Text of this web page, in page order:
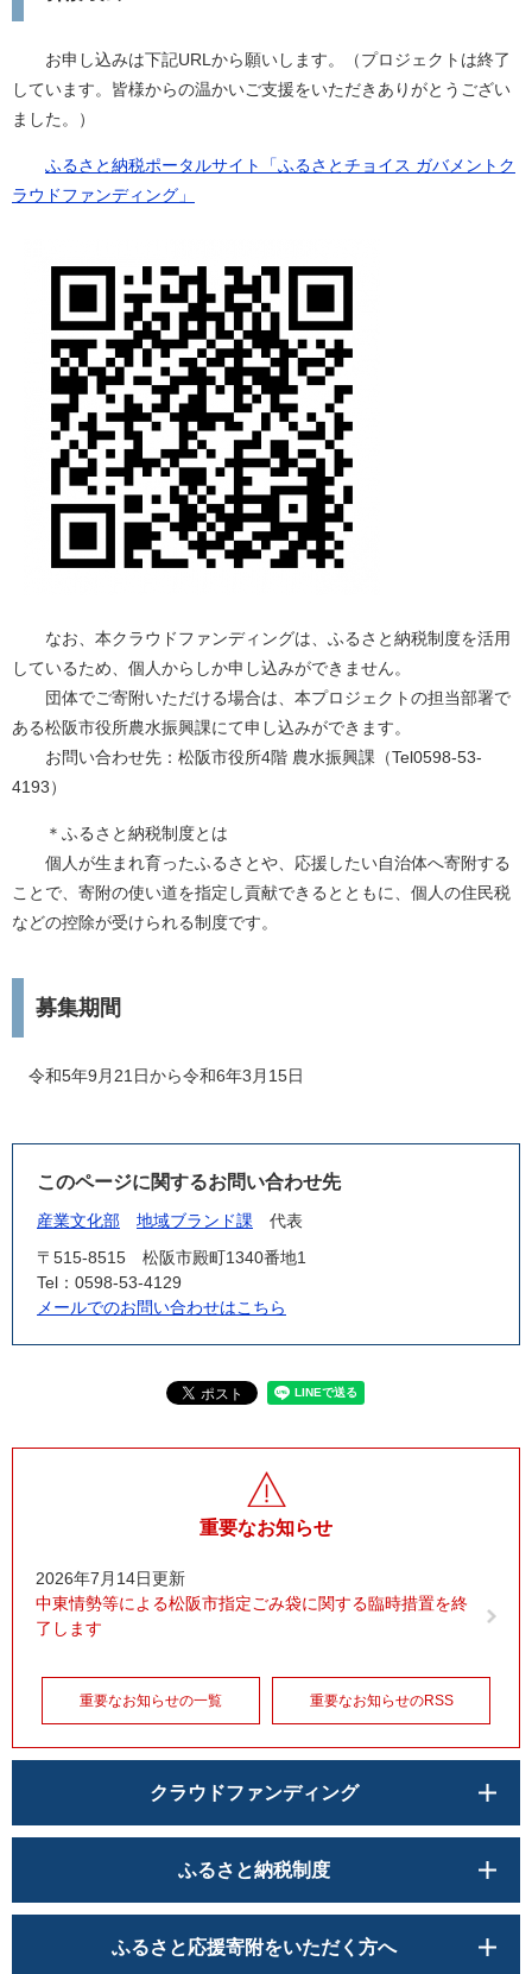
お申し込みは下記URLから願いします。（プロジェクトは終了
しています。皆様からの温かいご支援をいただきありがとうござい
ました。）
ふるさと納税ポータルサイト「ふるさとチョイス ガバメントク
ラウドファンディング」
なお、本クラウドファンディングは、ふるさと納税制度を活用
しているため、個人からしか申し込みができません。
団体でご寄附いただける場合は、本プロジェクトの担当部署で
ある松阪市役所農水振興課にて申し込みができます。
お問い合わせ先：松阪市役所4階 農水振興課（Tel0598-53-
4193）
＊ふるさと納税制度とは
個人が生まれ育ったふるさとや、応援したい自治体へ寄附する
ことで、寄附の使い道を指定し貢献できるとともに、個人の住民税
などの控除が受けられる制度です。
募集期間
令和5年9月21日から令和6年3月15日
このページに関するお問い合わせ先
産業文化部 地域ブランド課
代表
〒515-8515
松阪市殿町1340番地1
Tel：0598-53-4129
メールでのお問い合わせはこちら
重要なお知らせ
2026年7月14日更新
中東情勢等による松阪市指定ごみ袋に関する臨時措置を終
了します
重要なお知らせの一覧 重要なお知らせのRSS
クラウドファンディング
ふるさと納税制度
ふるさと応援寄附をいただく方へ